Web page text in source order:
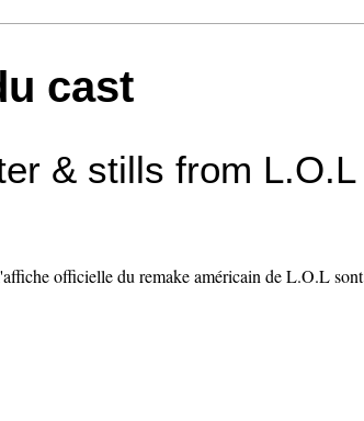
cast
& stills from L.O.L
officielle du remake américain de L.O.L sont